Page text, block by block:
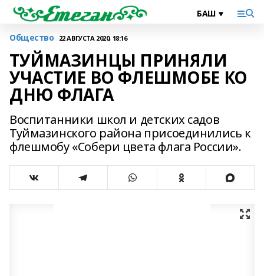
Общество 22 АВГУСТА 2020, 18:16
ТУЙМАЗИНЦЫ ПРИНЯЛИ
УЧАСТИЕ ВО ФЛЕШМОБЕ КО
ДНЮ ФЛАГА
Воспитанники школ и детских садов
Туймазинского района присоединились к
флешмобу «Собери цвета флага России».